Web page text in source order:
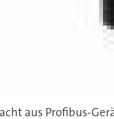
aus Profibus-